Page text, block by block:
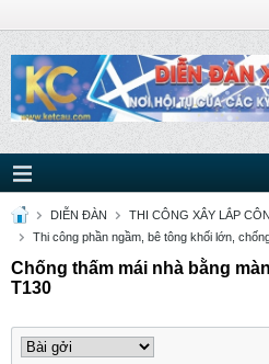
DIỄN ĐÀN
THI CÔNG XÂY LẮP
Thi công phần ngầm, bê tông khối lớn,
Chống thấm mái nhà bằng
T130